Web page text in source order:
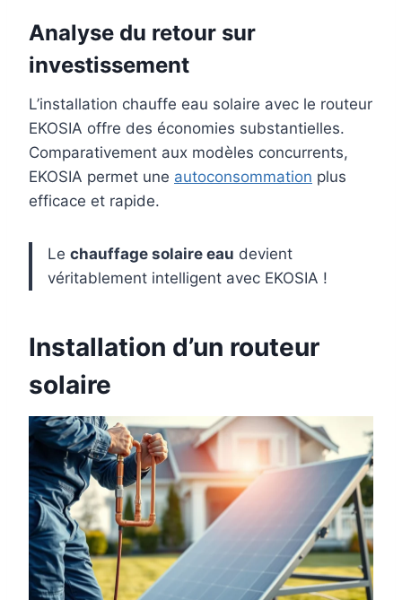
Analyse du retour sur
investissement
L’installation chauffe eau solaire avec le routeur
EKOSIA offre des économies substantielles.
Comparativement aux modèles concurrents,
EKOSIA permet une autoconsommation plus
efficace et rapide.
Le chauffage solaire eau devient
véritablement intelligent avec EKOSIA !
Installation d’un routeur
solaire